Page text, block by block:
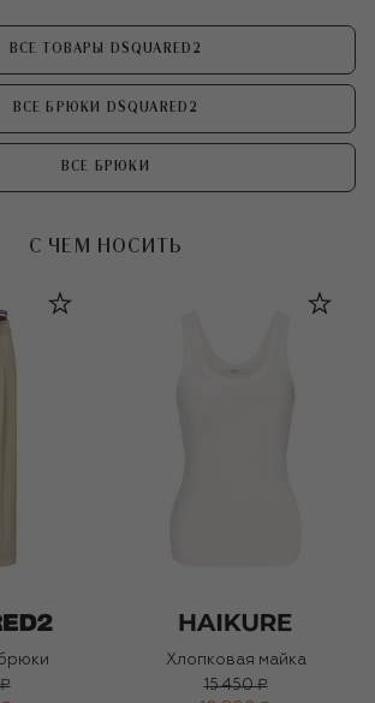
ВСЕ ТОВАРЫ DSQUARED2
ВСЕ БРЮКИ DSQUARED2
ВСЕ БРЮКИ
С ЧЕМ НОСИТЬ
Хлопковая майка
15 450 ₽